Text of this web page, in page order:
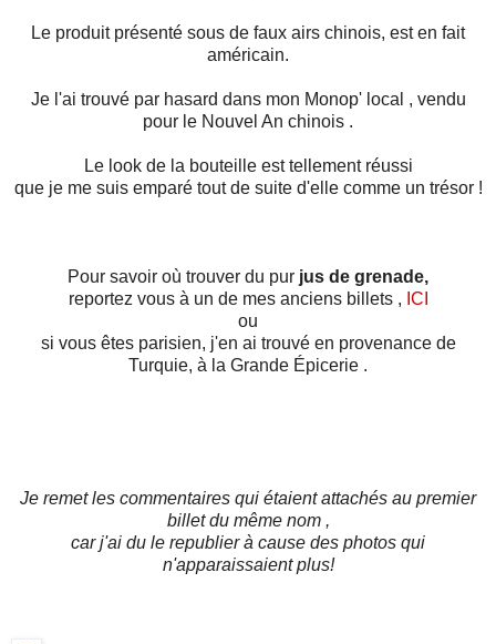
Le produit présenté sous de faux airs chinois, est en fait
américain.
Je l'ai trouvé par hasard dans mon Monop' local , vendu
pour le Nouvel An chinois .
Le look de la bouteille est tellement réussi
que je me suis emparé tout de suite d'elle comme un trésor !
Pour savoir où trouver du pur jus de grenade,
reportez vous à un de mes anciens billets , ICI
ou
si vous êtes parisien, j'en ai trouvé en provenance de
Turquie, à la Grande Épicerie .
Je remet les commentaires qui étaient attachés au premier
billet du même nom ,
car j'ai du le republier à cause des photos qui
n'apparaissaient plus!